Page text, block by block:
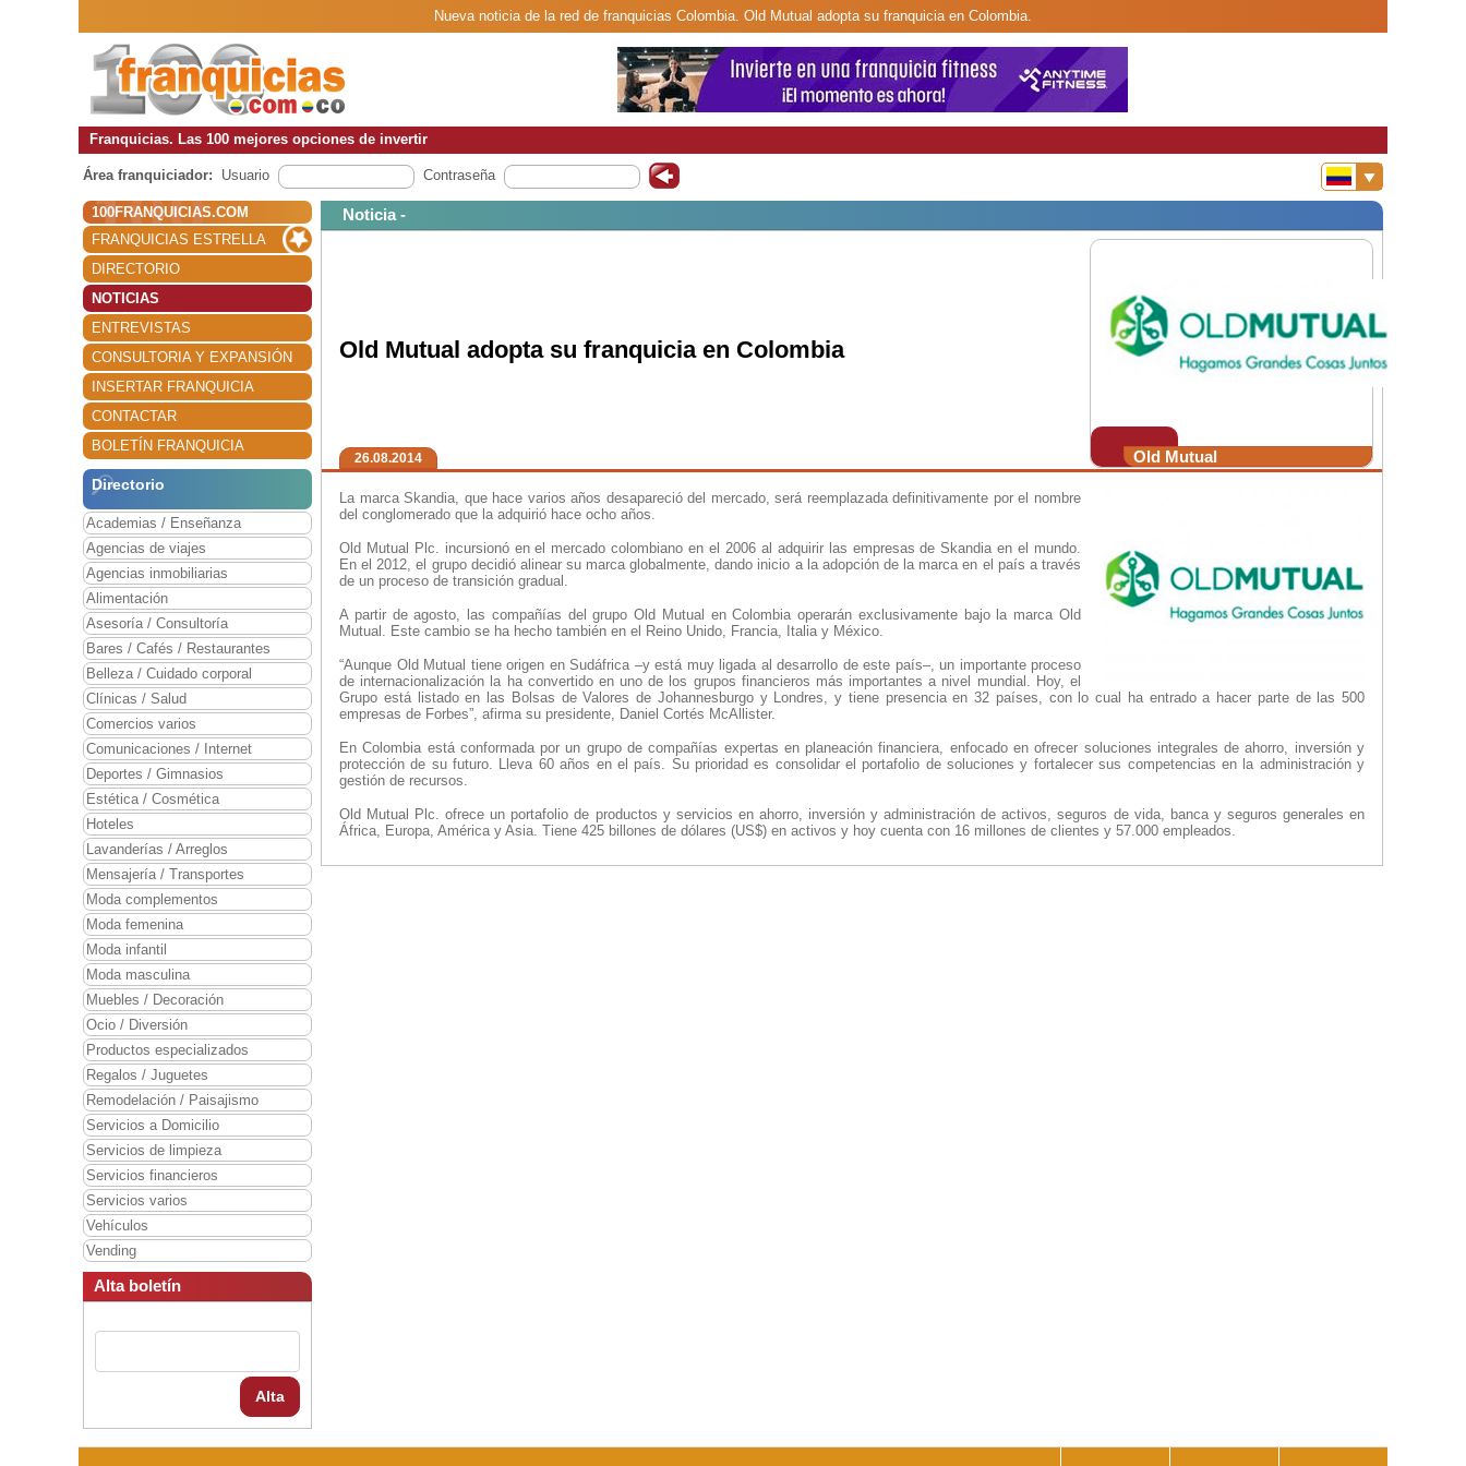
Nueva noticia de la red de franquicias Colombia. Old Mutual adopta su franquicia en Colombia.
Franquicias. Las 100 mejores opciones de invertir
Área franquiciador: Usuario Contraseña
100FRANQUICIAS.COM
FRANQUICIAS ESTRELLA
DIRECTORIO
NOTICIAS
ENTREVISTAS
CONSULTORIA Y EXPANSIÓN
INSERTAR FRANQUICIA
CONTACTAR
BOLETÍN FRANQUICIA
Directorio
Academias / Enseñanza
Agencias de viajes
Agencias inmobiliarias
Alimentación
Asesoría / Consultoría
Bares / Cafés / Restaurantes
Belleza / Cuidado corporal
Clínicas / Salud
Comercios varios
Comunicaciones / Internet
Deportes / Gimnasios
Estética / Cosmética
Hoteles
Lavanderías / Arreglos
Mensajería / Transportes
Moda complementos
Moda femenina
Moda infantil
Moda masculina
Muebles / Decoración
Ocio / Diversión
Productos especializados
Regalos / Juguetes
Remodelación / Paisajismo
Servicios a Domicilio
Servicios de limpieza
Servicios financieros
Servicios varios
Vehículos
Vending
Alta boletín
Alta
Noticia -
Old Mutual
Old Mutual adopta su franquicia en Colombia
26.08.2014
La marca Skandia, que hace varios años desapareció del mercado, será reemplazada definitivamente por el nombre
del conglomerado que la adquirió hace ocho años.
Old Mutual Plc. incursionó en el mercado colombiano en el 2006 al adquirir las empresas de Skandia en el mundo.
En el 2012, el grupo decidió alinear su marca globalmente, dando inicio a la adopción de la marca en el país a través
de un proceso de transición gradual.
A partir de agosto, las compañías del grupo Old Mutual en Colombia operarán exclusivamente bajo la marca Old
Mutual. Este cambio se ha hecho también en el Reino Unido, Francia, Italia y México.
“Aunque Old Mutual tiene origen en Sudáfrica –y está muy ligada al desarrollo de este país–, un importante proceso
de internacionalización la ha convertido en uno de los grupos financieros más importantes a nivel mundial. Hoy, el
Grupo está listado en las Bolsas de Valores de Johannesburgo y Londres, y tiene presencia en 32 países, con lo cual ha entrado a hacer parte de las 500
empresas de Forbes”, afirma su presidente, Daniel Cortés McAllister.
En Colombia está conformada por un grupo de compañías expertas en planeación financiera, enfocado en ofrecer soluciones integrales de ahorro, inversión y
protección de su futuro. Lleva 60 años en el país. Su prioridad es consolidar el portafolio de soluciones y fortalecer sus competencias en la administración y
gestión de recursos.
Old Mutual Plc. ofrece un portafolio de productos y servicios en ahorro, inversión y administración de activos, seguros de vida, banca y seguros generales en
África, Europa, América y Asia. Tiene 425 billones de dólares (US$) en activos y hoy cuenta con 16 millones de clientes y 57.000 empleados.